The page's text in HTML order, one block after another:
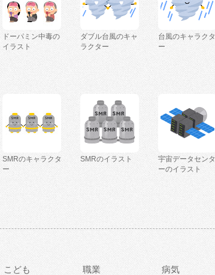
ドーパミン中毒の
イラスト
ダブル台風のキャ
ラクター
台風のキャラクタ
ー
SMRのキャラクタ
ー
SMRのイラスト
宇宙データセンタ
ーのイラスト
こども 職業 病気